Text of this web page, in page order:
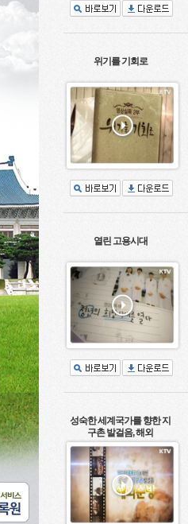
위기를 기회로
열린 고용시대
성숙한 세계국가를 향한 지
구촌 발걸음, 해외